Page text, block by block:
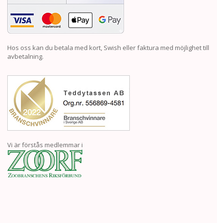
Hos oss kan du betala med kort, Swish eller faktura med möjlighet till
avbetalning.
Vi är förstås medlemmar i